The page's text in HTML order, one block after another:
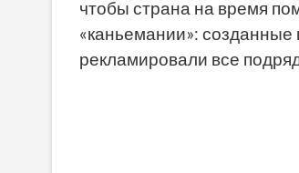
чтобы страна на время
«каньемании»:
рекламировали все